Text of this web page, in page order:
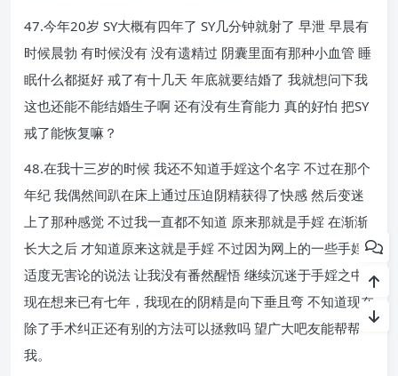
47.今年20岁 SY大概有四年了 SY几分钟就射了 早泄 早晨有
时候晨勃 有时候没有 没有遗精过 阴囊里面有那种小血管 睡
眠什么都挺好 戒了有十几天 年底就要结婚了 我就想问下我
这也还能不能结婚生子啊 还有没有生育能力 真的好怕 把SY
戒了能恢复嘛？
48.在我十三岁的时候 我还不知道手婬这个名字 不过在那个
年纪 我偶然间趴在床上通过压迫阴精获得了快感 然后变迷
上了那种感觉 不过我一直都不知道 原来那就是手婬 在渐渐
长大之后 才知道原来这就是手婬 不过因为网上的一些手婬
适度无害论的说法 让我没有番然醒悟 继续沉迷于手婬之中
现在想来已有七年，我现在的阴精是向下垂且弯 不知道现在
除了手术纠正还有别的方法可以拯救吗 望广大吧友能帮帮
我。